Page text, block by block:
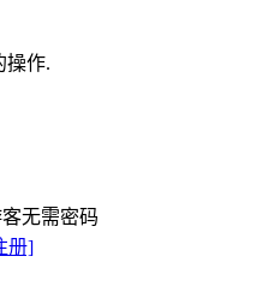
操作.
无需密码
册]